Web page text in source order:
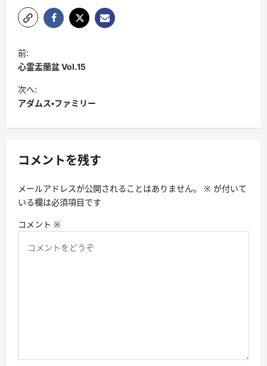
投
稿
ナ
ビ
シ
ン
前:
心霊盂蘭盆 Vol.15
次へ:
アダムス・ファミリー
コメントを残す
メールアドレスが公開されることはありません。 ※ が付いて
いる欄は必須項目です
コメント ※